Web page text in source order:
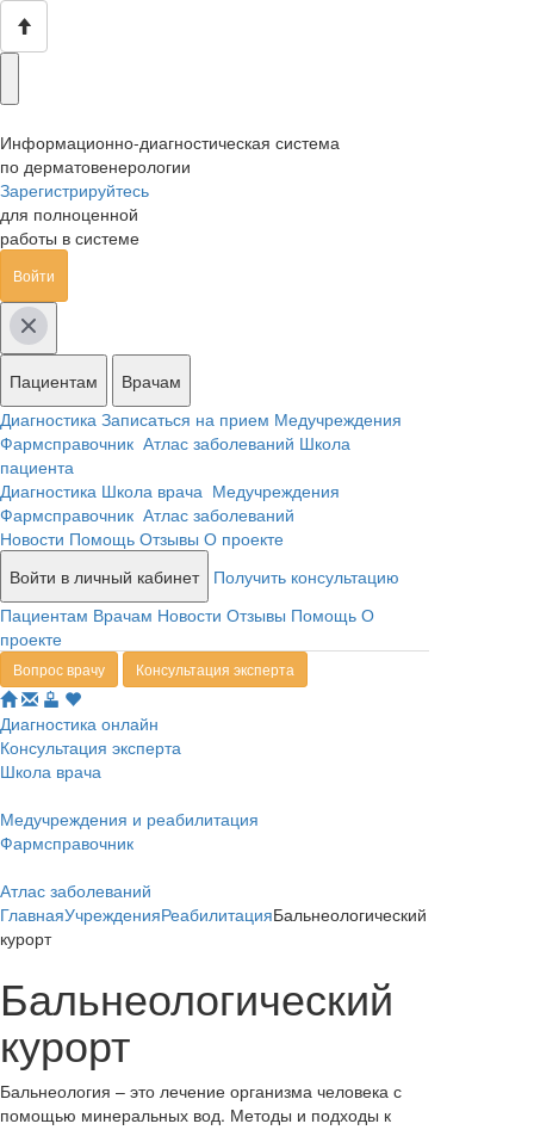
Информационно-диагностическая система
по дерматовенерологии
Зарегистрируйтесь
для полноценной
работы в системе
Войти
Пациентам
Врачам
Диагностика Записаться на прием Медучреждения
Фармсправочник Атлас заболеваний Школа
пациента
Диагностика Школа врача Медучреждения
Фармсправочник Атлас заболеваний
Новости Помощь Отзывы О проекте
Войти в личный кабинет
Получить консультацию
Пациентам Врачам Новости Отзывы Помощь О
проекте
Вопрос врачу Консультация эксперта
Диагностика онлайн
Консультация эксперта
Школа врача
Медучреждения и реабилитация
Фармсправочник
Атлас заболеваний
ГлавнаяУчрежденияРеабилитацияБальнеологический
курорт
Бальнеологический
курорт
Бальнеология – это лечение организма человека с
помощью минеральных вод. Методы и подходы к